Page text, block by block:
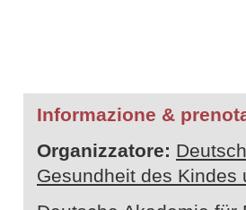
Informazione &
Organizzatore:
Gesundheit des Kindes